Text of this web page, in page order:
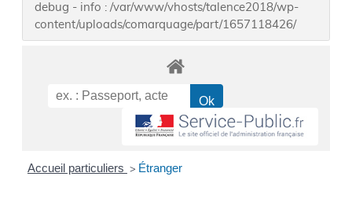
debug - info : /var/www/vhosts/talence2018/wp-
content/uploads/comarquage/part/1657118426/
Accueil particuliers > Étranger